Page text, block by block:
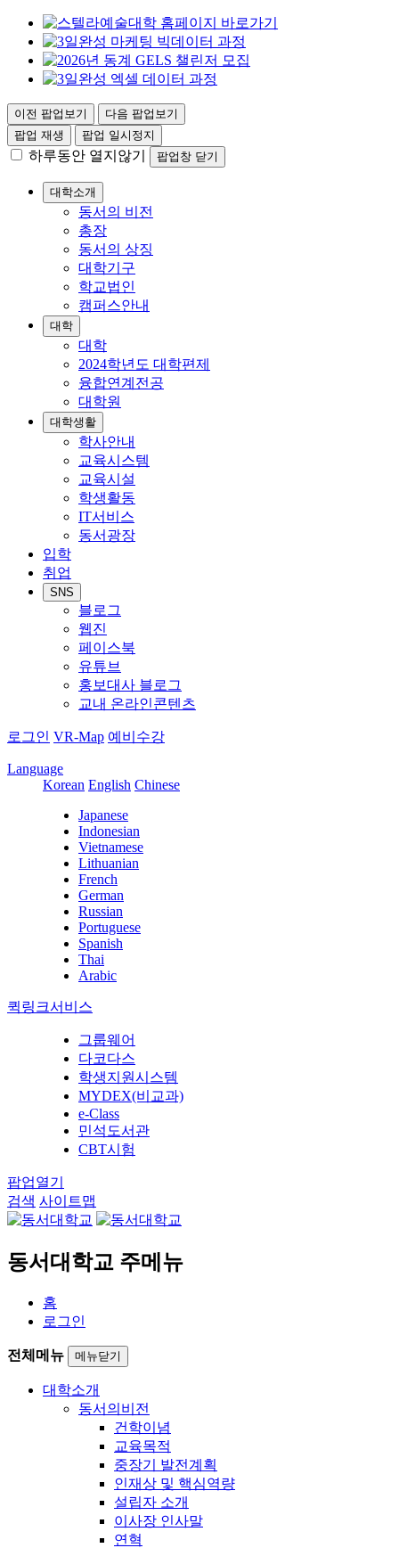
이전 팝업보기
다음 팝업보기
팝업 재생
팝업 일시정지
하루동안 열지않기 팝업창 닫기
대학소개
동서의 비전
총장
동서의 상징
대학기구
학교법인
캠퍼스안내
대학
대학
2024학년도 대학편제
융합연계전공
대학원
대학생활
학사안내
교육시스템
교육시설
학생활동
IT서비스
동서광장
입학
취업
SNS
블로그
웹진
페이스북
유튜브
홍보대사 블로그
교내 온라인콘텐츠
로그인 VR-Map 예비수강
Language
Korean English Chinese
Japanese
Indonesian
Vietnamese
Lithuanian
French
German
Russian
Portuguese
Spanish
Thai
Arabic
퀵링크서비스
그룹웨어
다코다스
학생지원시스템
MYDEX(비교과)
e-Class
민석도서관
CBT시험
팝업열기
검색 사이트맵
동서대학교 주메뉴
홈
로그인
전체메뉴 메뉴닫기
대학소개
동서의비전
건학이념
교육목적
중장기 발전계획
인재상 및 핵심역량
설립자 소개
이사장 인사말
연혁